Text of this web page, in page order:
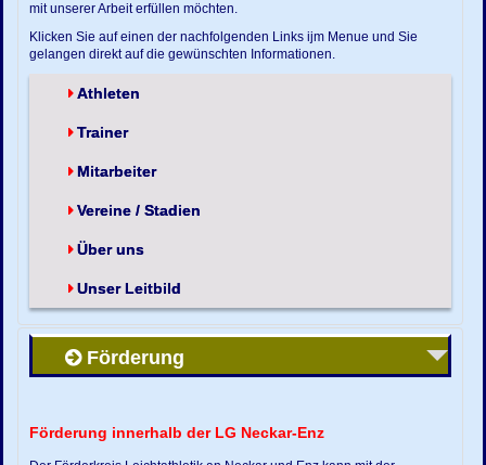
mit unserer Arbeit erfüllen möchten.
Klicken Sie auf einen der nachfolgenden Links ijm Menue und Sie
gelangen direkt auf die gewünschten Informationen.
Athleten
Trainer
Mitarbeiter
Vereine / Stadien
Über uns
Unser Leitbild
Förderung
Förderung innerhalb der LG Neckar-Enz